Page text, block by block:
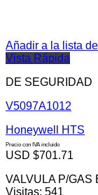
Añadir a la lista
Vista Rápida
DE SEGURIDAD
V5097A1012
Honeywell HTS
Precio con IVA incluido
USD $701.71
VALVULA P/GAS
Visitas: 541